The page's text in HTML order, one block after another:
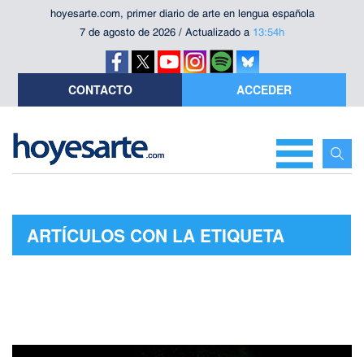
hoyesarte.com, primer diario de arte en lengua española
7 de agosto de 2026 / Actualizado a 13:54h
CONTACTO ACCEDER
ARTÍCULOS CON LA ETIQUETA